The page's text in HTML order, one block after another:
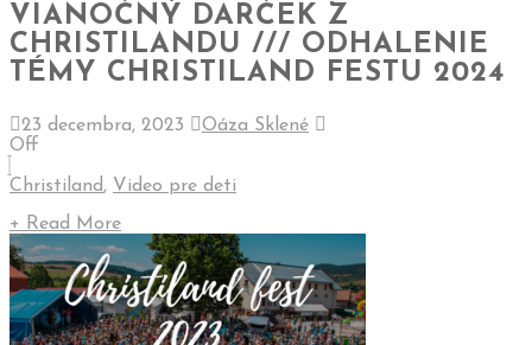
VIANOČNÝ DARČEK Z
CHRISTILANDU /// ODHALENIE
TÉMY CHRISTILAND FESTU 2024
23 decembra, 2023
Oáza Sklené
Off
Christiland, Video pre deti
+ Read More